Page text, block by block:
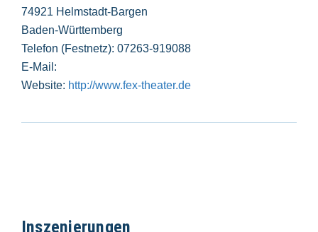
74921 Helmstadt-Bargen
Baden-Württemberg
Telefon (Festnetz): 07263-919088
E-Mail:
Website: http://www.fex-theater.de
Inszenierungen